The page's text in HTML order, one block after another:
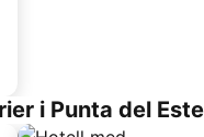
i Punta del Este